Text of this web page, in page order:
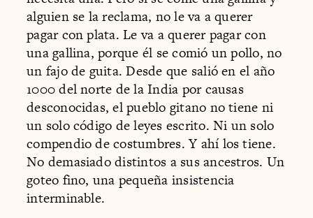
alguien se la reclama, no le va a querer
pagar con plata. Le va a querer pagar con
una gallina, porque él se comió un pollo, no
un fajo de guita. Desde que salió en el año
1000 del norte de la India por causas
desconocidas, el pueblo gitano no tiene ni
un solo código de leyes escrito. Ni un solo
compendio de costumbres. Y ahí los tiene.
No demasiado distintos a sus ancestros. Un
goteo fino, una pequeña insistencia
interminable.